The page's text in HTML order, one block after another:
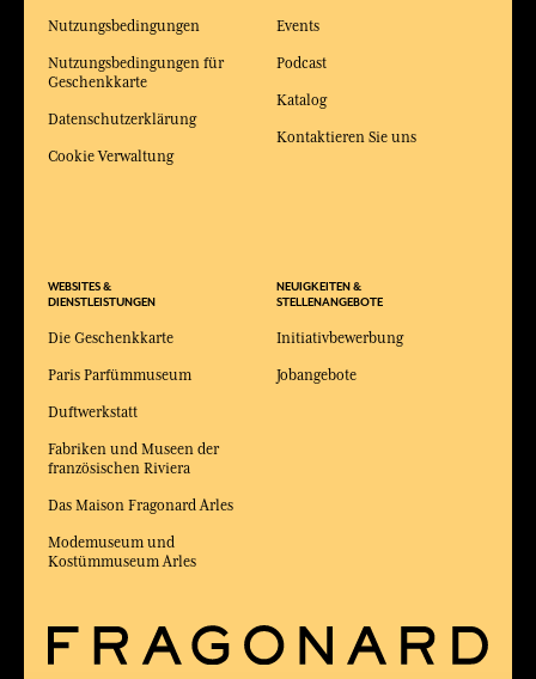
Nutzungsbedingungen
Nutzungsbedingungen für
Geschenkkarte
Datenschutzerklärung
Cookie Verwaltung
WEBSITES &
DIENSTLEISTUNGEN
Die Geschenkkarte
Paris Parfümmuseum
Duftwerkstatt
Fabriken und Museen der
französischen Riviera
Das Maison Fragonard Arles
Modemuseum und
Kostümmuseum Arles
Events
Podcast
Katalog
Kontaktieren Sie uns
NEUIGKEITEN &
STELLENANGEBOTE
Initiativbewerbung
Jobangebote